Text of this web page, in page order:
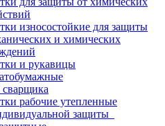
износостойкие для защиты
и химических
и рукавицы
рабочие утепленные
защиты